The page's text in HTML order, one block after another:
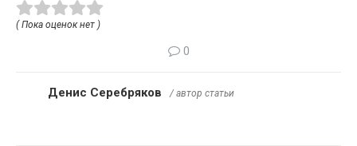
( Пока оценок нет )
0
Денис Серебряков / автор статьи